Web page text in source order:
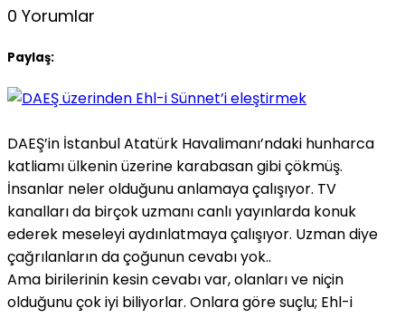
0 Yorumlar
Paylaş:
DAEŞ’in İstanbul Atatürk Havalimanı’ndaki hunharca
katliamı ülkenin üzerine karabasan gibi çökmüş.
İnsanlar neler olduğunu anlamaya çalışıyor. TV
kanalları da birçok uzmanı canlı yayınlarda konuk
ederek meseleyi aydınlatmaya çalışıyor. Uzman diye
çağrılanların da çoğunun cevabı yok..
Ama birilerinin kesin cevabı var, olanları ve niçin
olduğunu çok iyi biliyorlar. Onlara göre suçlu; Ehl-i